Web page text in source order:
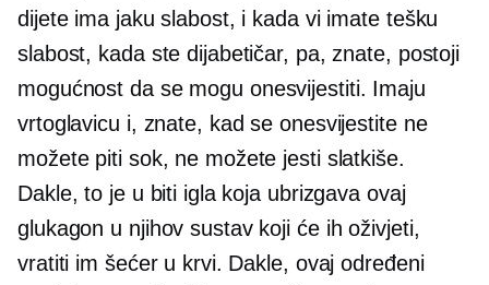
dijete ima jaku slabost, i kada vi imate tešku
slabost, kada ste dijabetičar, pa, znate, postoji
mogućnost da se mogu onesvijestiti. Imaju
vrtoglavicu i, znate, kad se onesvijestite ne
možete piti sok, ne možete jesti slatkiše.
Dakle, to je u biti igla koja ubrizgava ovaj
glukagon u njihov sustav koji će ih oživjeti,
vratiti im šećer u krvi. Dakle, ovaj određeni